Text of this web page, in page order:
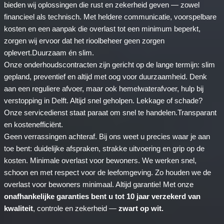
bieden wij oplossingen die rust en zekerheid geven — zowel
financieel als technisch. Met heldere communicatie, voorspelbare
kosten en een aanpak die overlast tot een minimum beperkt,
zorgen wij ervoor dat het rioolbeheer geen zorgen
oplevert.Duurzaam én slim.
Onze onderhoudscontracten zijn gericht op de lange termijn: slim
gepland, preventief en altijd met oog voor duurzaamheid. Denk
aan een reguliere afvoer, maar ook hemelwaterafvoer, hulp bij
verstopping in Delft. Altijd snel geholpen. Lekkage of schade?
Onze servicedienst staat paraat om snel te handelen.Transparant
en kostenefficiënt.
Geen verrassingen achteraf. Bij ons weet u precies waar je aan
toe bent: duidelijke afspraken, strakke uitvoering en grip op de
kosten. Minimale overlast voor bewoners. We werken snel,
schoon en met respect voor de leefomgeving. Zo houden we de
overlast voor bewoners minimaal. Altijd garantie! Met onze
onafhankelijke garanties bent u tot 10 jaar verzekerd van
kwaliteit, controle en zekerheid — zwart op wit.